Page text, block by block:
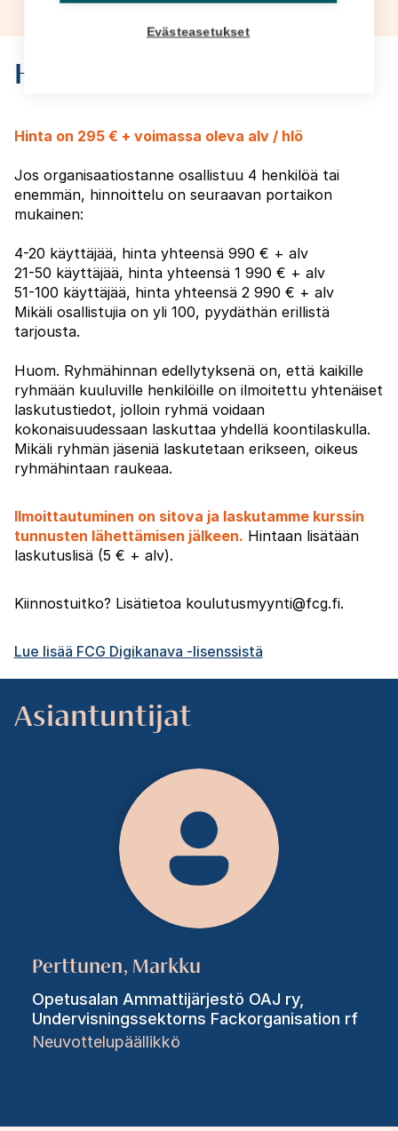
Hinnat
Hinta on 295 € + voimassa oleva alv / hlö
Jos organisaatiostanne osallistuu 4 henkilöä tai
enemmän, hinnoittelu on seuraavan portaikon
mukainen:
4-20 käyttäjää, hinta yhteensä 990 € + alv
21-50 käyttäjää, hinta yhteensä 1 990 € + alv
51-100 käyttäjää, hinta yhteensä 2 990 € + alv
Mikäli osallistujia on yli 100, pyydäthän erillistä
tarjousta.
Huom. Ryhmähinnan edellytyksenä on, että kaikille
ryhmään kuuluville henkilöille on ilmoitettu yhtenäiset
laskutustiedot, jolloin ryhmä voidaan
kokonaisuudessaan laskuttaa yhdellä koontilaskulla.
Mikäli ryhmän jäseniä laskutetaan erikseen, oikeus
ryhmähintaan raukeaa.
Ilmoittautuminen on sitova ja laskutamme kurssin
tunnusten lähettämisen jälkeen. Hintaan lisätään
laskutuslisä (5 € + alv).
Kiinnostuitko? Lisätietoa koulutusmyynti@fcg.fi.
Lue lisää FCG Digikanava -lisenssistä
Asiantuntijat
Perttunen, Markku
Opetusalan Ammattijärjestö OAJ ry,
Undervisningssektorns Fackorganisation rf
Neuvottelupäällikkö
Evästeasetukset